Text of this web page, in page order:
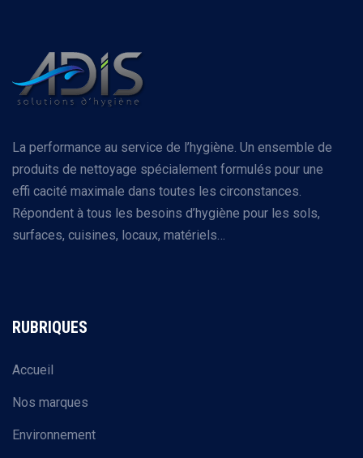
La performance au service de l’hygiène. Un ensemble de
produits de nettoyage spécialement formulés pour une
effi cacité maximale dans toutes les circonstances.
Répondent à tous les besoins d’hygiène pour les sols,
surfaces, cuisines, locaux, matériels…
RUBRIQUES
Accueil
Nos marques
Environnement